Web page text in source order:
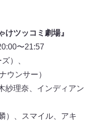
けツッコミ劇場』
〜21:57
）、
ウンサー）
紗理奈、インディアン
）、スマイル、アキ